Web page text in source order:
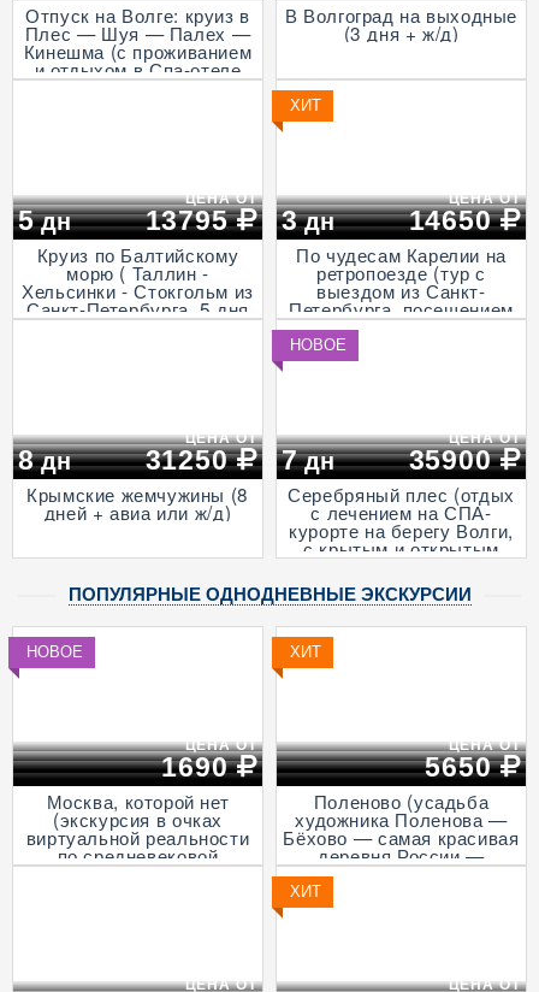
Отпуск на Волге: круиз в
Плес — Шуя — Палех —
Кинешма (с проживанием
и отдыхом в Спа-отеле
Волга, проезд на
В Волгоград на выходные
(3 дня + ж/д)
5дн
ЦЕНА ОТ
13795
Круиз по Балтийскому
морю ( Таллин -
Хельсинки - Стокгольм из
Санкт-Петербурга, 5 дня
+ ж/д)
ХИТ
3дн
ЦЕНА ОТ
14650
По чудесам Карелии на
ретропоезде (тур с
выездом из Санкт-
Петербурга, посещением
музея живой истории и
деревни викингов -
"Бастiонъ", экскурсией в
апрель - октябрь)
8дн
ЦЕНА ОТ
31250
Крымские жемчужины (8
дней + авиа или ж/д)
НОВОЕ
7дн
ЦЕНА ОТ
35900
Серебряный плес (отдых
с лечением на СПА-
курорте на берегу Волги,
с крытым и открытым
бассейнами и
анимационными
программами, 7 дней + ж/
д)
ПОПУЛЯРНЫЕ ОДНОДНЕВНЫЕ ЭКСКУРСИИ
НОВОЕ
ЦЕНА ОТ
1690
Москва, которой нет
(экскурсия в очках
виртуальной реальности
по средневековой
столице, пешеходная)
ХИТ
ЦЕНА ОТ
5650
Поленово (усадьба
художника Поленова —
Бёхово — самая красивая
деревня России —
Итальянская ротонда в
Подмоклово, с прогулкой
на теплоходе по Оке)
ЦЕНА ОТ
ХИТ
ЦЕНА ОТ